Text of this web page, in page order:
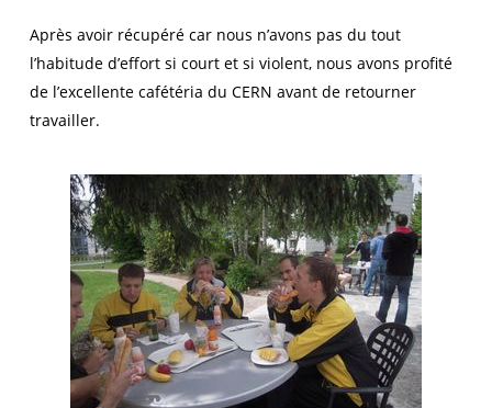
Après avoir récupéré car nous n’avons pas du tout
l’habitude d’effort si court et si violent, nous avons profité
de l’excellente cafétéria du CERN avant de retourner
travailler.